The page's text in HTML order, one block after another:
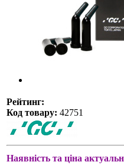
Рейтинг:
Код товару: 42751
Наявність та ціна